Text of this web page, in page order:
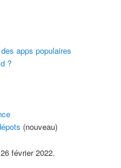
apps populaires
?
(nouveau)
février 2022.